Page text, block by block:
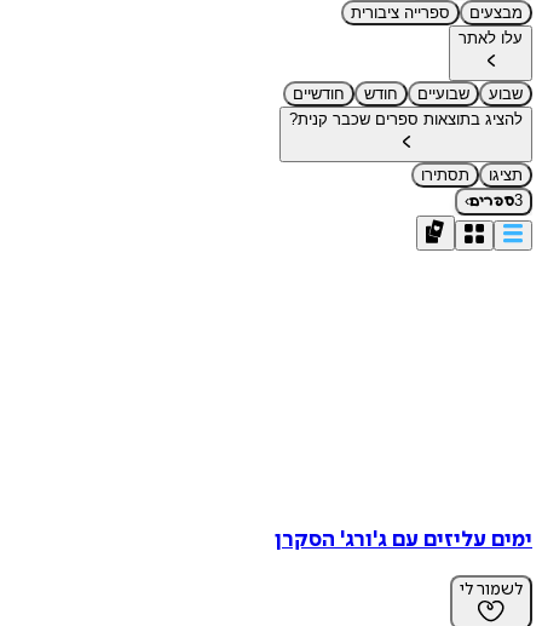
מבצעים
ספרייה ציבורית
עלו לאתר
שבוע שבועיים חודש
חודשיים
להציג בתוצאות ספרים שכבר קנית?
תציגו
תסתירו
3ספרים›
ימים עליזים עם ג'ורג' הסקרן
לשמור לי